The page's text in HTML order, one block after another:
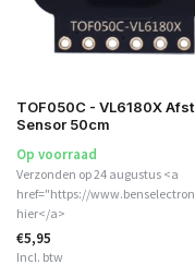
TOF050C - VL6180X
Sensor 50cm
Op voorraad
Verzonden op 24 augustus <a
href="https://
hier</a>
€5,95
Incl. btw